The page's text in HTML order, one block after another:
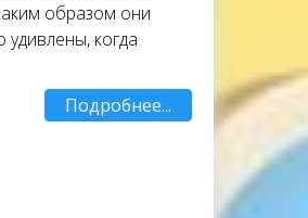
образом они
когда
Подробнее...